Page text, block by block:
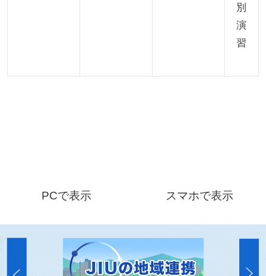
別
演
習
PCで表示 スマホで表示